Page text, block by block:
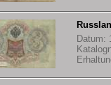
Datum: